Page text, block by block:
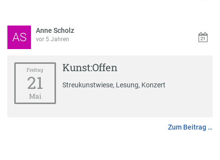
AS Anne Scholz
vor 5 Jahren
Freitag
21
Mai
Kunst:Offen
Streukunstwiese, Lesung, Konzert
Zum Beitrag …